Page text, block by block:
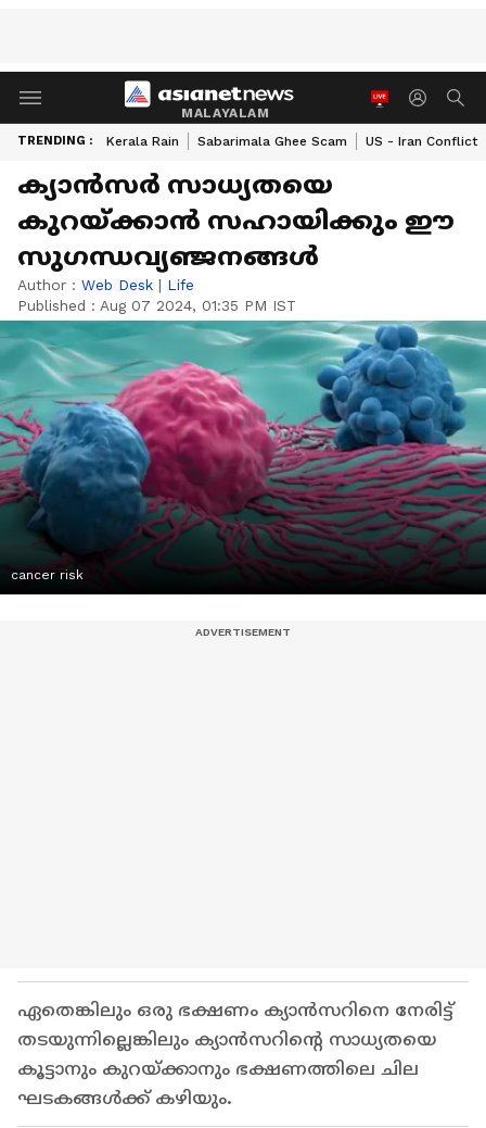
MALAYALAM
TRENDING : Kerala Rain Sabarimala Ghee Scam US - Iran Conflict
ക്യാന്‍സര്‍ സാധ്യതയെ
കുറയ്ക്കാന്‍ സഹായിക്കും ഈ
സുഗന്ധവ്യഞ്ജനങ്ങൾ
Author : Web Desk | Life
Published : Aug 07 2024, 01:35 PM IST
cancer risk
ഏതെങ്കിലും ഒരു ഭക്ഷണം ക്യാൻസറിനെ നേരിട്ട്
തടയുന്നില്ലെങ്കിലും ക്യാൻസറിന്റെ സാധ്യതയെ
കൂട്ടാനും കുറയ്ക്കാനും ഭക്ഷണത്തിലെ ചില
ഘടകങ്ങൾക്ക് കഴിയും.